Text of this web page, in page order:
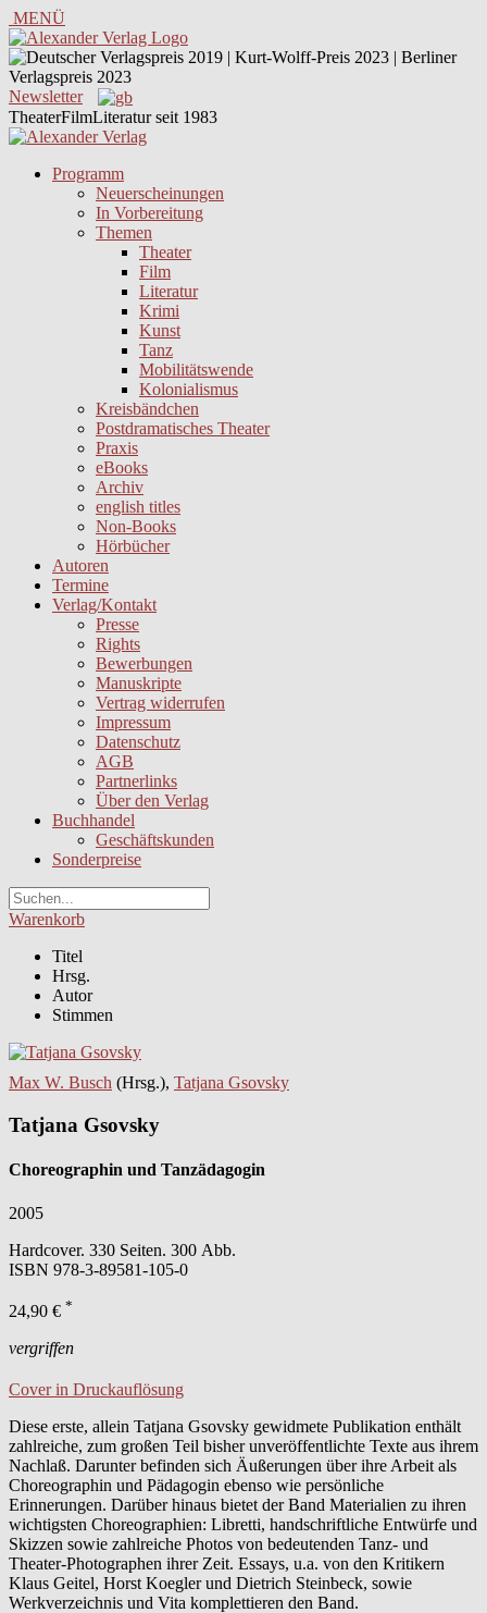
MENÜ
Newsletter
TheaterFilmLiteratur seit 1983
Programm
Neuerscheinungen
In Vorbereitung
Themen
Theater
Film
Literatur
Krimi
Kunst
Tanz
Mobilitätswende
Kolonialismus
Kreisbändchen
Postdramatisches Theater
Praxis
eBooks
Archiv
english titles
Non-Books
Hörbücher
Autoren
Termine
Verlag/Kontakt
Presse
Rights
Bewerbungen
Manuskripte
Vertrag widerrufen
Impressum
Datenschutz
AGB
Partnerlinks
Über den Verlag
Buchhandel
Geschäftskunden
Sonderpreise
Warenkorb
Titel
Hrsg.
Autor
Stimmen
Max W. Busch (Hrsg.), Tatjana Gsovsky
Tatjana Gsovsky
Choreographin und Tanzädagogin
2005
Hardcover. 330 Seiten. 300 Abb.
ISBN 978-3-89581-105-0
24,90 € *
vergriffen
Cover in Druckauflösung
Diese erste, allein Tatjana Gsovsky gewidmete Publikation enthält
zahlreiche, zum großen Teil bisher unveröffentlichte Texte aus ihrem
Nachlaß. Darunter befinden sich Äußerungen über ihre Arbeit als
Choreographin und Pädagogin ebenso wie persönliche
Erinnerungen. Darüber hinaus bietet der Band Materialien zu ihren
wichtigsten Choreographien: Libretti, handschriftliche Entwürfe und
Skizzen sowie zahlreiche Photos von bedeutenden Tanz- und
Theater-Photographen ihrer Zeit. Essays, u.a. von den Kritikern
Klaus Geitel, Horst Koegler und Dietrich Steinbeck, sowie
Werkverzeichnis und Vita komplettieren den Band.